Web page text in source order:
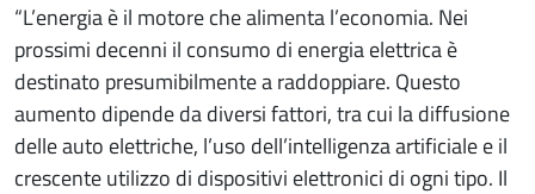
“L’energia è il motore che alimenta l’economia. Nei
prossimi decenni il consumo di energia elettrica è
destinato presumibilmente a raddoppiare. Questo
aumento dipende da diversi fattori, tra cui la diffusione
delle auto elettriche, l’uso dell’intelligenza artificiale e il
crescente utilizzo di dispositivi elettronici di ogni tipo. Il